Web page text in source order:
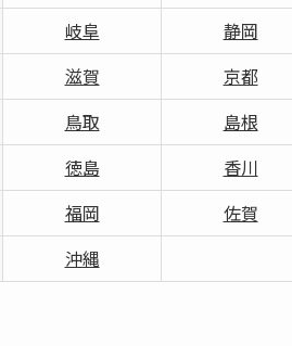
岐阜 静岡
滋賀 京都
鳥取 島根
徳島 香川
福岡 佐賀
沖縄